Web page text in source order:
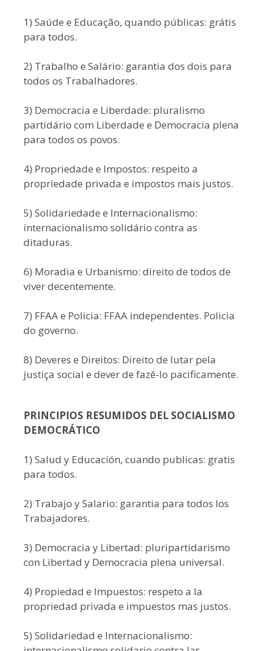
1) Saúde e Educação, quando públicas: grátis
para todos.
2) Trabalho e Salário: garantia dos dois para
todos os Trabalhadores.
3) Democracia e Liberdade: pluralismo
partidário com Liberdade e Democracia plena
para todos os povos.
4) Propriedade e Impostos: respeito a
propriedade privada e impostos mais justos.
5) Solidariedade e Internacionalismo:
internacionalismo solidário contra as
ditaduras.
6) Moradia e Urbanismo: direito de todos de
viver decentemente.
7) FFAA e Policia: FFAA independentes. Policia
do governo.
8) Deveres e Direitos: Direito de lutar pela
justiça social e dever de fazê-lo pacificamente.
PRINCIPIOS RESUMIDOS DEL SOCIALISMO
DEMOCRÁTICO
1) Salud y Educación, cuando publicas: gratis
para todos.
2) Trabajo y Salario: garantia para todos los
Trabajadores.
3) Democracia y Libertad: pluripartidarismo
con Libertad y Democracia plena universal.
4) Propiedad e Impuestos: respeto a la
propriedad privada e impuestos mas justos.
5) Solidariedad e Internacionalismo: